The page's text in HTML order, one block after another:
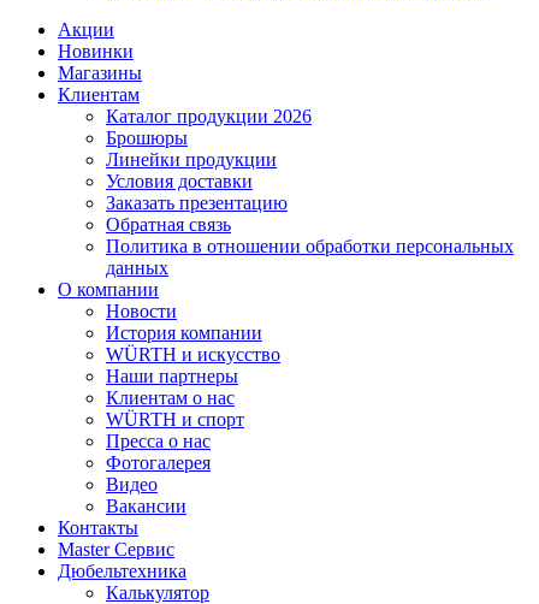
Акции
Новинки
Магазины
Клиентам
Каталог продукции 2026
Брошюры
Линейки продукции
Условия доставки
Заказать презентацию
Обратная связь
Политика в отношении обработки персональных
данных
О компании
Новости
История компании
WÜRTH и искусство
Наши партнеры
Клиентам о нас
WÜRTH и спорт
Пресса о нас
Фотогалерея
Видео
Вакансии
Контакты
Master Сервис
Дюбельтехника
Калькулятор